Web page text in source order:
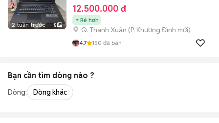
2 tuần trước 5
12.500.000 đ
Rẻ hơn
Q. Thanh Xuân (P. Khương Đình mới)
4.7 150 đã bán
Bạn cần tìm dòng nào ?
Dòng: Dòng khác